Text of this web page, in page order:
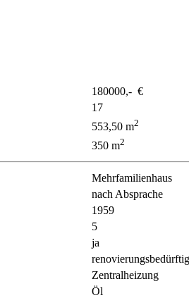
180000,- €
17
553,50 m2
350 m2
Mehrfamilienhaus
nach Absprache
1959
5
ja
renovierungsbedürftig
Zentralheizung
Öl